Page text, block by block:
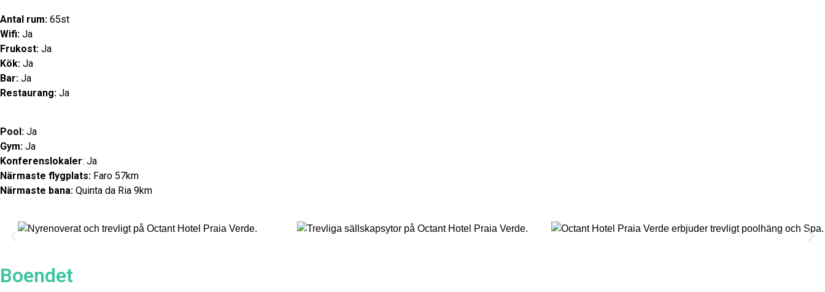
Antal rum: 65st
Wifi: Ja
Frukost: Ja
Kök: Ja
Bar: Ja
Restaurang: Ja
Pool: Ja
Gym: Ja
Konferenslokaler: Ja
Närmaste flygplats: Faro 57km
Närmaste bana: Quinta da Ria 9km
Boendet